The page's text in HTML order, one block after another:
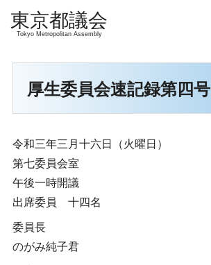
Tokyo Metropolitan Assembly
厚生委員会速記録第四号
令和三年三月十六日（火曜日）
第七委員会室
午後一時開議
出席委員 十四名
委員長
のがみ純子君